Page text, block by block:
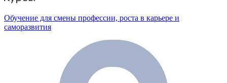
Обучение для смены профессии, роста в карьере и
саморазвития